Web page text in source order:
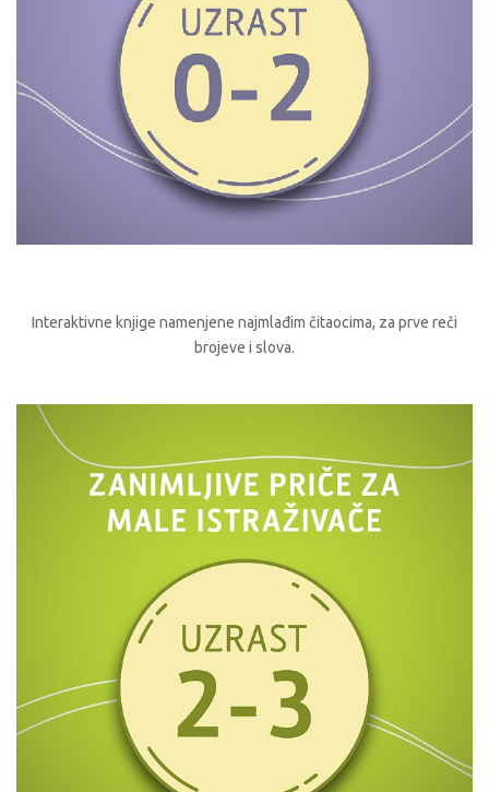
Interaktivne knjige namenjene najmlađim čitaocima, za prve reči
brojeve i slova.